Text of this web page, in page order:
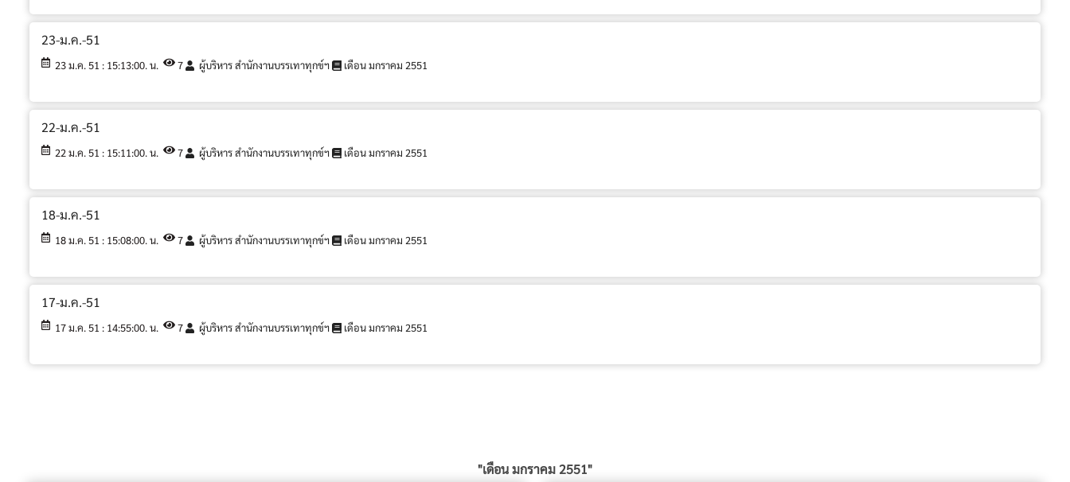
23-ม.ค.-51
23 ม.ค. 51 : 15:13:00. น. 7 ผู้บริหาร สำนักงานบรรเทาทุกข์ฯ เดือน มกราคม 2551
22-ม.ค.-51
22 ม.ค. 51 : 15:11:00. น. 7 ผู้บริหาร สำนักงานบรรเทาทุกข์ฯ เดือน มกราคม 2551
18-ม.ค.-51
18 ม.ค. 51 : 15:08:00. น. 7 ผู้บริหาร สำนักงานบรรเทาทุกข์ฯ เดือน มกราคม 2551
17-ม.ค.-51
17 ม.ค. 51 : 14:55:00. น. 7 ผู้บริหาร สำนักงานบรรเทาทุกข์ฯ เดือน มกราคม 2551
"เดือน มกราคม 2551"